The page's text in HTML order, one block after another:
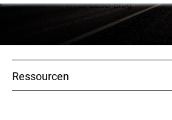
Anwendungen
Branchen
Willkommen im SPEE3D Blog.
Ressourcen